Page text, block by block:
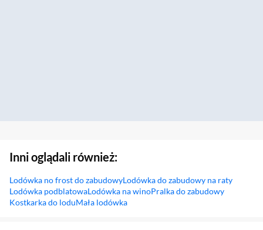
Inni oglądali również:
Lodówka no frost do zabudowyLodówka do zabudowy na raty
Lodówka podblatowaLodówka na winoPralka do zabudowy
Kostkarka do loduMała lodówka